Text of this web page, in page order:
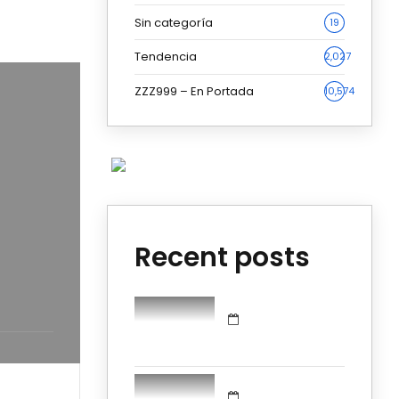
Sin categoría 19
Tendencia 2,027
ZZZ999 – En Portada 10,574
Recent posts